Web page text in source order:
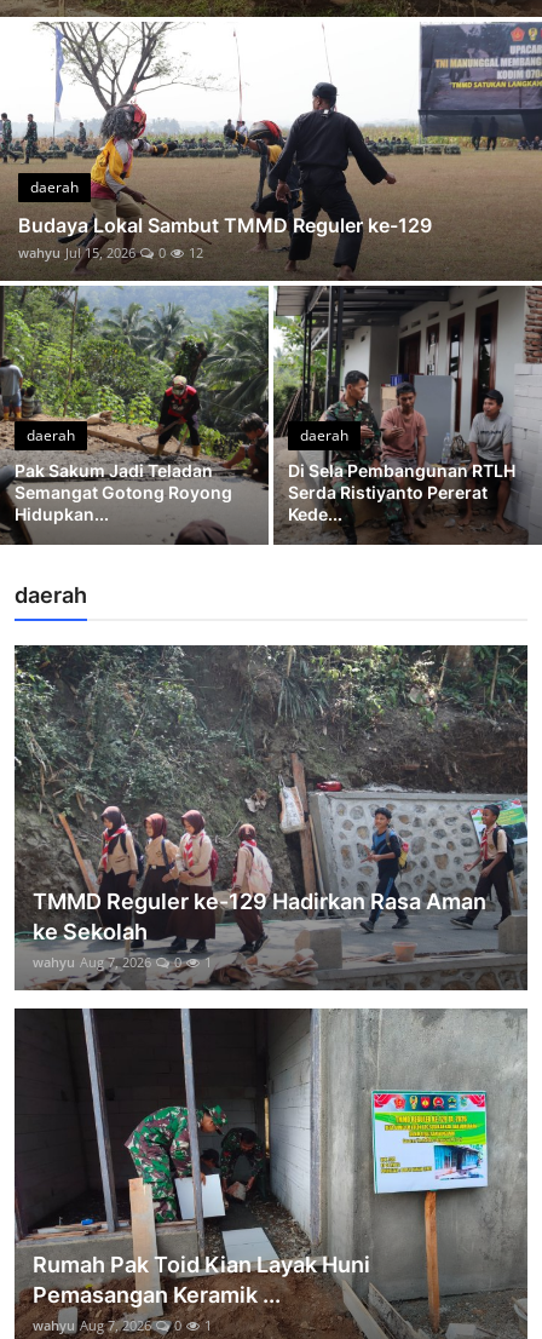
Pikulan Bambu Satukan Langkah Praka Ari dan Tono Antar Adukan Demi Jalan Desa
Ketua RW 09 Setia Mengawas Demi Hasil TMMD yang Berkualitas
Papan di Pundak Kekompakan Warga Gumelem Kulon Menguatkan TMMD
Pos Kamling Capai 65 Persen Semangat Gotong Royong Perkuat Keamanan Desa
TMMD Reguler ke-129 Hadirkan Rasa Aman ke Sekolah
daerah
Budaya Lokal Sambut TMMD Reguler ke-129
wahyu Jul 15, 2026 0 12
daerah
Pak Sakum Jadi Teladan
Semangat Gotong Royong
Hidupkan...
daerah
Di Sela Pembangunan RTLH
Serda Ristiyanto Pererat
Kede...
daerah
TMMD Reguler ke-129 Hadirkan Rasa Aman
ke Sekolah
wahyu Aug 7, 2026 0 1
Rumah Pak Toid Kian Layak Huni
Pemasangan Keramik ...
wahyu Aug 7, 2026 0 1